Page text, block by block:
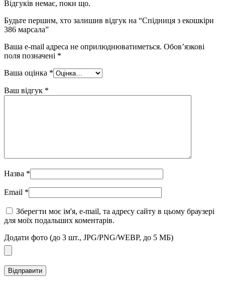
Відгуків немає, поки що.
Будьте першим, хто залишив відгук на “Спідниця з екошкіри
386 марсала”
Ваша e-mail адреса не оприлюднюватиметься. Обов’язкові
поля позначені *
Ваша оцінка *
Ваш відгук *
Назва *
Email *
Зберегти моє ім'я, e-mail, та адресу сайту в цьому браузері
для моїх подальших коментарів.
Додати фото (до 3 шт., JPG/PNG/WEBP, до 5 МБ)